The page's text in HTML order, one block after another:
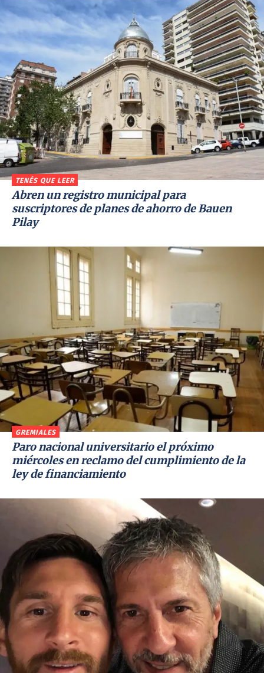
TENÉS QUE LEER
Abren un registro municipal para
suscriptores de planes de ahorro de Bauen
Pilay
GREMIALES
Paro nacional universitario el próximo
miércoles en reclamo del cumplimiento de la
ley de financiamiento